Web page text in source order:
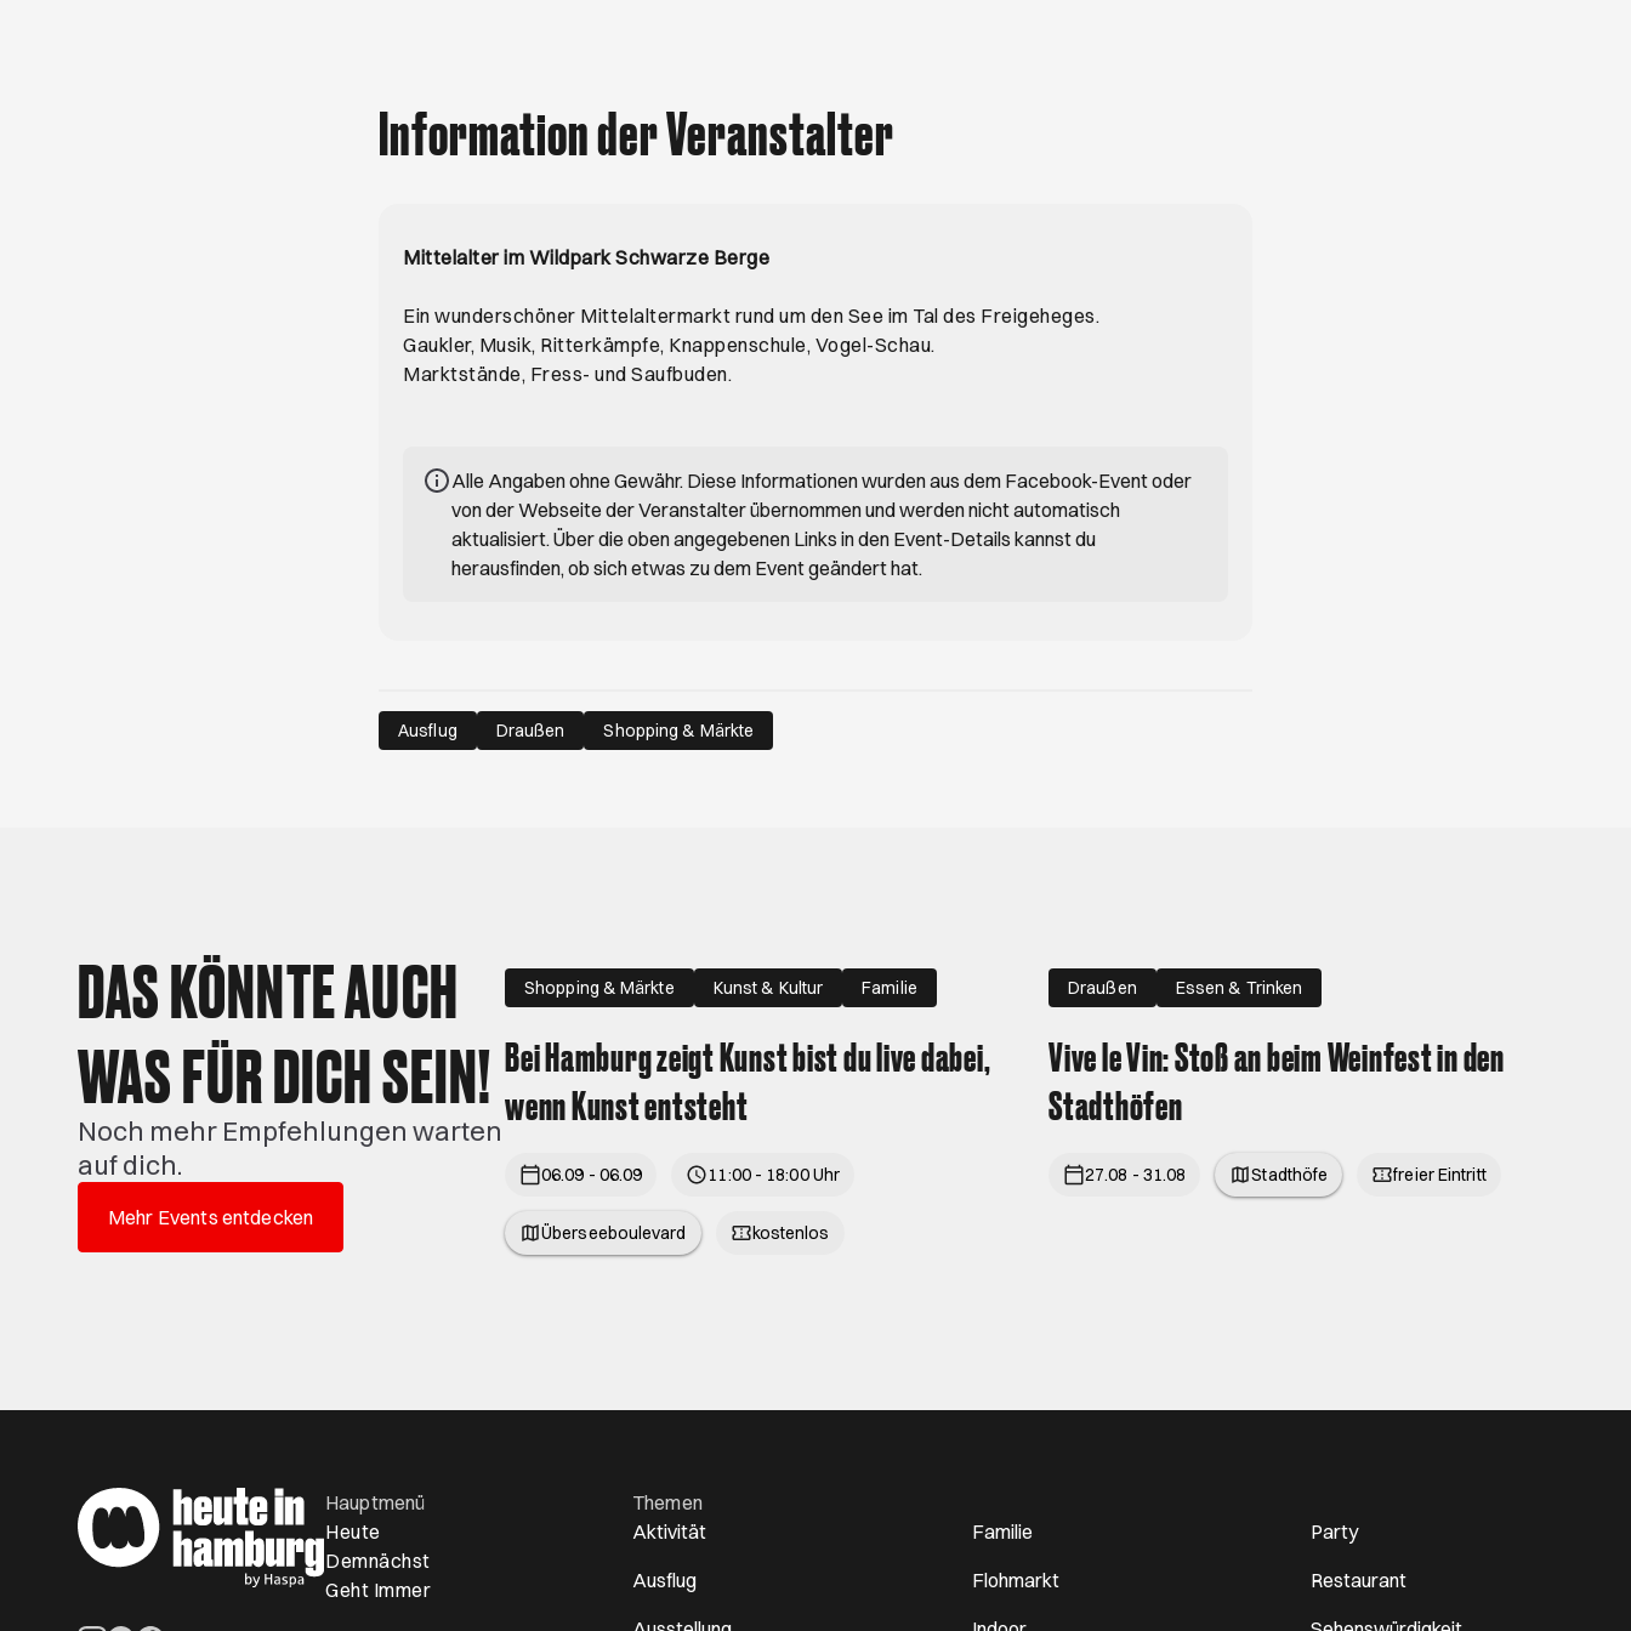
Information der Veranstalter
Mittelalter im Wildpark Schwarze Berge
Ein wunderschöner Mittelaltermarkt rund um den See im Tal des Freigeheges.
Gaukler, Musik, Ritterkämpfe, Knappenschule, Vogel-Schau.
Marktstände, Fress- und Saufbuden.
Alle Angaben ohne Gewähr. Diese Informationen wurden aus dem Facebook-Event oder
von der Webseite der Veranstalter übernommen und werden nicht automatisch
aktualisiert. Über die oben angegebenen Links in den Event-Details kannst du
herausfinden, ob sich etwas zu dem Event geändert hat.
Ausflug Draußen Shopping & Märkte
DAS KÖNNTE AUCH
WAS FÜR DICH SEIN!
Noch mehr Empfehlungen warten
auf dich.
Mehr Events entdecken
Shopping & Märkte Kunst & Kultur Familie
Bei Hamburg zeigt Kunst bist du live dabei,
wenn Kunst entsteht
06.09 - 06.09 11:00 - 18:00 Uhr
Überseeboulevard kostenlos
Draußen Essen & Trinken
Vive le Vin: Stoß an beim Weinfest in den
Stadthöfen
27.08 - 31.08 Stadthöfe freier Eintritt
Hauptmenü
Heute
Demnächst
Geht Immer
Themen
Aktivität
Ausflug
Familie
Flohmarkt
Party
Restaurant